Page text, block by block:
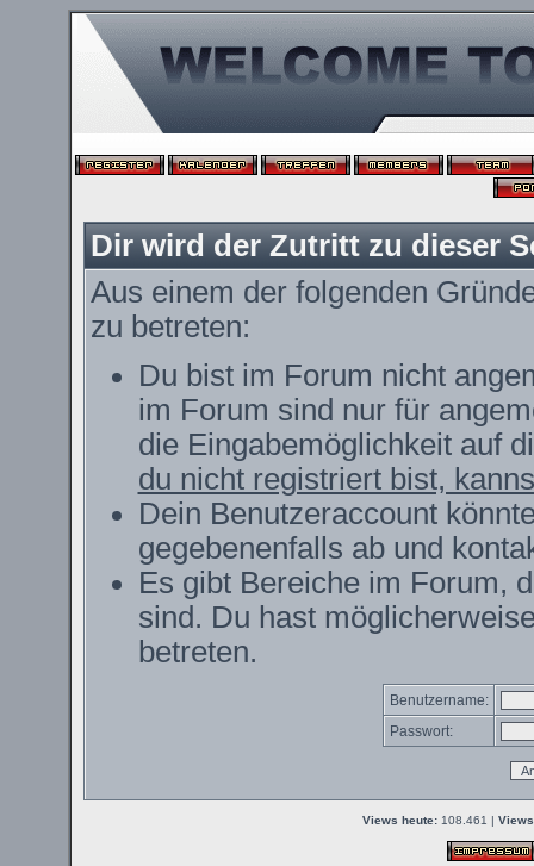
Dir wird der Zutritt zu dieser
Aus einem der folgenden
zu betreten:
Du bist im Forum nicht
im Forum sind nur für
die Eingabemöglichkeit auf
du nicht registriert bist,
Dein Benutzeraccount
gegebenenfalls ab und
Es gibt Bereiche im Forum,
sind. Du hast
betreten.
Benutzername:
Passwort:
Views heute: 108.461 |